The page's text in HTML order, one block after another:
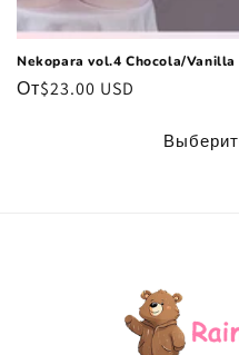
Nekopara vol.4 Chocola/
Обычная
От$23.00 USD